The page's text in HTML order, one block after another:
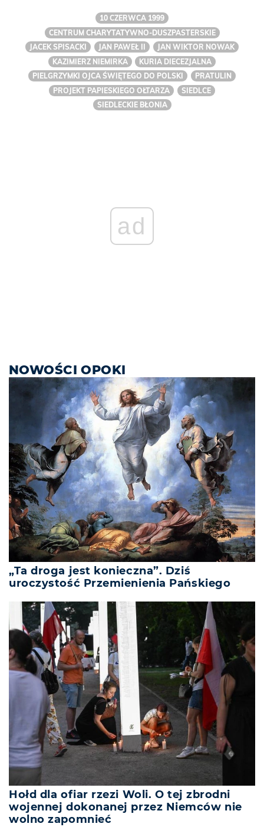
10 CZERWCA 1999
CENTRUM CHARYTATYWNO-DUSZPASTERSKIE
JACEK SPISACKI
JAN PAWEŁ II
JAN WIKTOR NOWAK
KAZIMIERZ NIEMIRKA
KURIA DIECEZJALNA
PIELGRZYMKI OJCA ŚWIĘTEGO DO POLSKI
PRATULIN
PROJEKT PAPIESKIEGO OŁTARZA
SIEDLCE
SIEDLECKIE BŁONIA
ad
NOWOŚCI OPOKI
„Ta droga jest konieczna”. Dziś
uroczystość Przemienienia Pańskiego
Hołd dla ofiar rzezi Woli. O tej zbrodni
wojennej dokonanej przez Niemców nie
wolno zapomnieć